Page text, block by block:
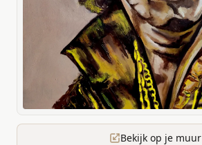
Bekijk op je muur